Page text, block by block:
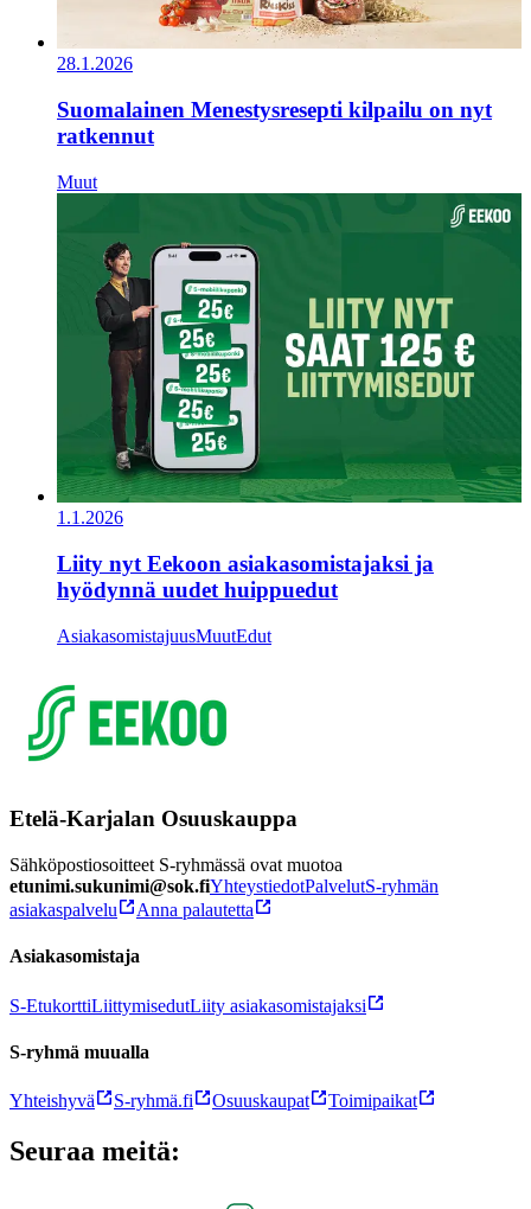
28.1.2026
Suomalainen Menestysresepti kilpailu on nyt
ratkennut
Muut
1.1.2026
Liity nyt Eekoon asiakasomistajaksi ja
hyödynnä uudet huippuedut
AsiakasomistajuusMuutEdut
Etelä-Karjalan Osuuskauppa
Sähköpostiosoitteet S-ryhmässä ovat muotoa
etunimi.sukunimi@sok.fiYhteystiedotPalvelutS-ryhmän
asiakaspalvelu
Anna palautetta
Asiakasomistaja
S-EtukorttiLiittymisedutLiity asiakasomistajaksi
S-ryhmä muualla
Yhteishyvä S-ryhmä.fi Osuuskaupat Toimipaikat
Seuraa meitä: